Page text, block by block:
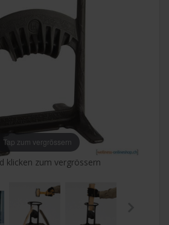
Tap zum vergrössern
klicken zum vergrössern